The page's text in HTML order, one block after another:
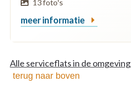
13 foto's
meer informatie
Alle serviceflats in de
terug naar boven